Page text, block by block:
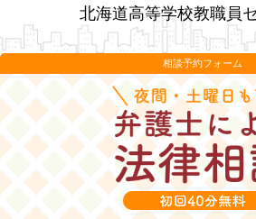
北海道高等学校教職員
相談予約フォーム